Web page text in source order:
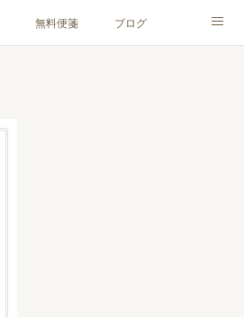
無料便箋 ブログ